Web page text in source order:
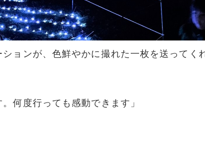
ョンが、色鮮やかに撮れた一枚を送ってく
何度行っても感動できます」